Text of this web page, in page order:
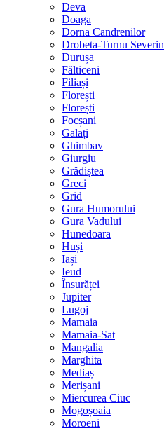
Deva
Doaga
Dorna Candrenilor
Drobeta-Turnu Severin
Durușa
Fălticeni
Filiași
Florești
Florești
Focșani
Galați
Ghimbav
Giurgiu
Grădiștea
Greci
Grid
Gura Humorului
Gura Vadului
Hunedoara
Huși
Iași
Ieud
Însurăței
Jupiter
Lugoj
Mamaia
Mamaia-Sat
Mangalia
Marghita
Mediaș
Merișani
Miercurea Ciuc
Mogoșoaia
Moroeni